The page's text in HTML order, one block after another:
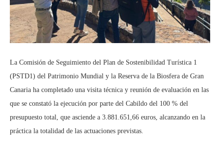
La Comisión de Seguimiento del Plan de Sostenibilidad Turística 1
(PSTD1) del Patrimonio Mundial y la Reserva de la Biosfera de Gran
Canaria ha completado una visita técnica y reunión de evaluación en las
que se constató la ejecución por parte del Cabildo del 100 % del
presupuesto total, que asciende a 3.881.651,66 euros, alcanzando en la
práctica la totalidad de las actuaciones previstas.